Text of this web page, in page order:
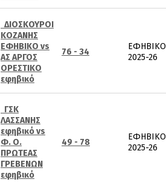
ΔΙΟΣΚΟΥΡΟΙ
ΚΟΖΑΝΗΣ
ΕΦΗΒΙΚΟ vs
ΑΣ ΑΡΓΟΣ
ΟΡΕΣΤΙΚΟ
εφηβικό
76 - 34
ΕΦΗΒΙΚΟ
2025-26
ΓΣΚ
ΛΑΣΣΑΝΗΣ
εφηβικό vs
Φ. Ο.
ΠΡΩΤΕΑΣ
ΓΡΕΒΕΝΩΝ
εφηβικό
49 - 78
ΕΦΗΒΙΚΟ
2025-26